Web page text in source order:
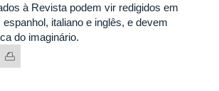
à Revista podem vir redigidos em
italiano e inglês, e devem
do imaginário.